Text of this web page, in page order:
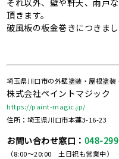
頂きます。
破風板の板金巻きにつきま
埼玉県川口市の外壁塗装・屋根塗
株式会社ペイントマジック
https://paint-magic.jp/
住所：埼玉県川口市本蓮3-16-23
お問い合わせ窓口： 048-
（8:00～20:00 土日祝も営業中）